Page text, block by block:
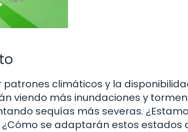
climáticos y la
viendo más inundaciones y
sequías más severas.
se adaptarán estos estados